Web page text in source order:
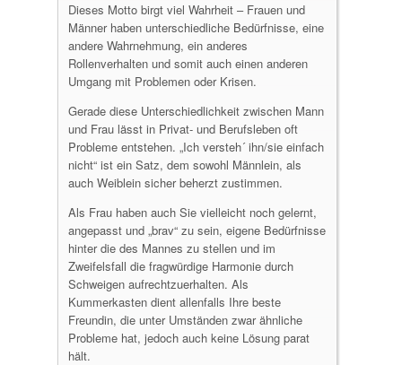
Dieses Motto birgt viel Wahrheit – Frauen und
Männer haben unterschiedliche Bedürfnisse, eine
andere Wahrnehmung, ein anderes
Rollenverhalten und somit auch einen anderen
Umgang mit Problemen oder Krisen.
Gerade diese Unterschiedlichkeit zwischen Mann
und Frau lässt in Privat- und Berufsleben oft
Probleme entstehen. „Ich versteh´ ihn/sie einfach
nicht“ ist ein Satz, dem sowohl Männlein, als
auch Weiblein sicher beherzt zustimmen.
Als Frau haben auch Sie vielleicht noch gelernt,
angepasst und „brav“ zu sein, eigene Bedürfnisse
hinter die des Mannes zu stellen und im
Zweifelsfall die fragwürdige Harmonie durch
Schweigen aufrechtzuerhalten. Als
Kummerkasten dient allenfalls Ihre beste
Freundin, die unter Umständen zwar ähnliche
Probleme hat, jedoch auch keine Lösung parat
hält.